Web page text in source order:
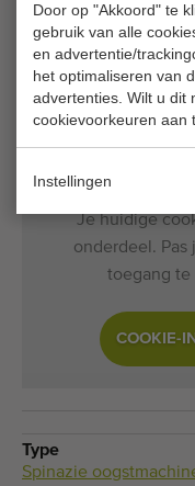
Door op "Akkoord" te
gebruik van alle
en advertentie/
het optimaliseren van
advertenties. Wilt u dit
cookievoorkeuren aan
Instellingen
Helaas is deze
oogstmachine
Wilt u op de hoogte
vergelijkbare
Vul hier uw gegevens
Je huidige
onderdeel.
toegang
COOKIE-
Type
Spinazie